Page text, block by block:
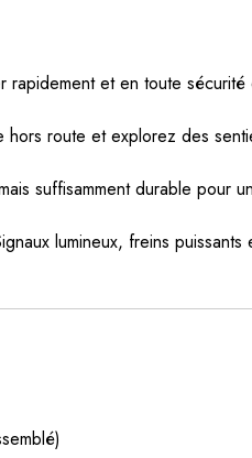
rapidement et en toute sécurité
hors route et explorez des
suffisamment durable pour
lumineux, freins